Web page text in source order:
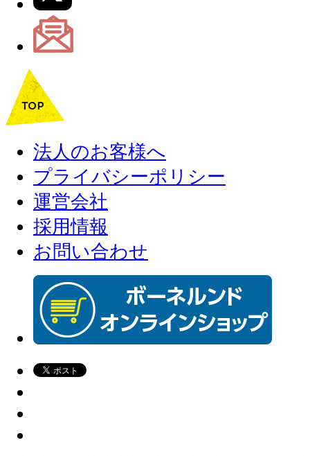
法人のお客様へ
プライバシーポリシー
運営会社
採用情報
お問い合わせ